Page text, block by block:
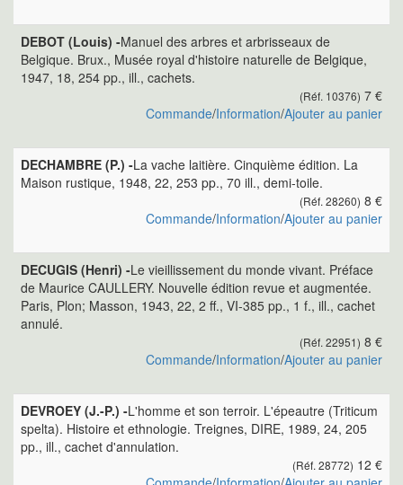
DEBOT (Louis) -Manuel des arbres et arbrisseaux de
Belgique. Brux., Musée royal d'histoire naturelle de Belgique,
1947, 18, 254 pp., ill., cachets.
(Réf. 10376) 7 €
Commande/Information/Ajouter au panier
DECHAMBRE (P.) -La vache laitière. Cinquième édition. La
Maison rustique, 1948, 22, 253 pp., 70 ill., demi-toile.
(Réf. 28260) 8 €
Commande/Information/Ajouter au panier
DECUGIS (Henri) -Le vieillissement du monde vivant. Préface
de Maurice CAULLERY. Nouvelle édition revue et augmentée.
Paris, Plon; Masson, 1943, 22, 2 ff., VI-385 pp., 1 f., ill., cachet
annulé.
(Réf. 22951) 8 €
Commande/Information/Ajouter au panier
DEVROEY (J.-P.) -L'homme et son terroir. L'épeautre (Triticum
spelta). Histoire et ethnologie. Treignes, DIRE, 1989, 24, 205
pp., ill., cachet d'annulation.
(Réf. 28772) 12 €